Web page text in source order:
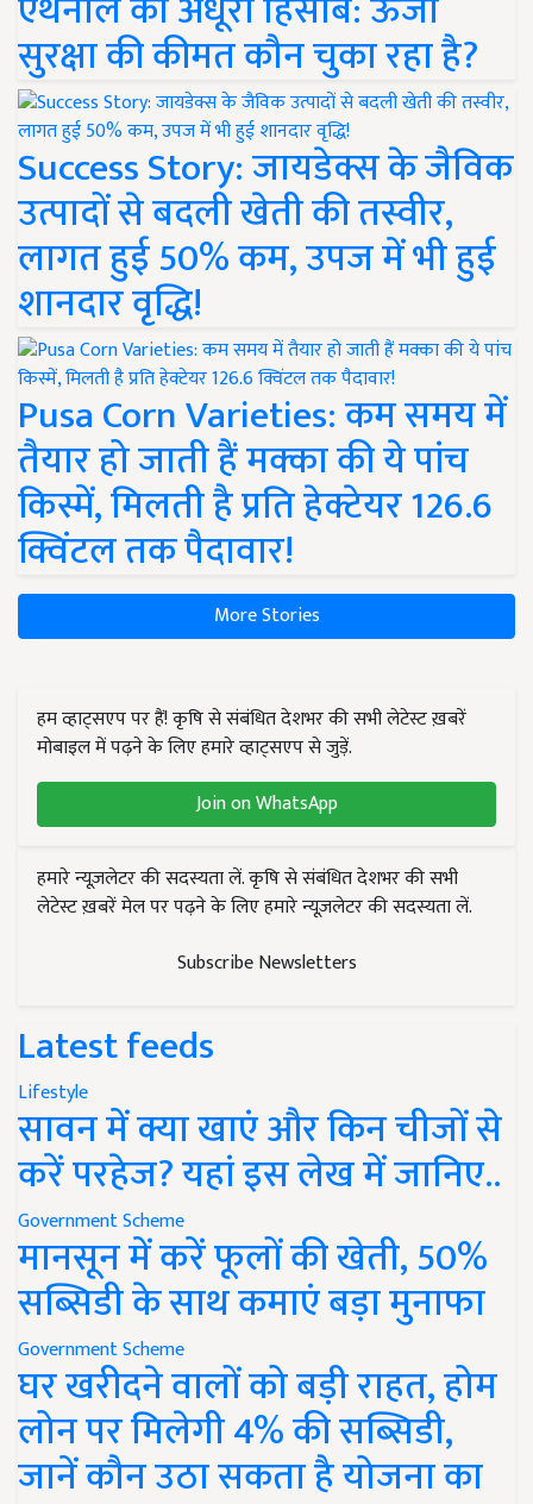
सुरक्षा की कीमत कौन चुका रहा है?
Success Story: जायडेक्स के जैविक
उत्पादों से बदली खेती की तस्वीर,
लागत हुई 50% कम, उपज में भी हुई
शानदार वृद्धि!
Pusa Corn Varieties: कम समय में
तैयार हो जाती हैं मक्का की ये पांच
किस्में, मिलती है प्रति हेक्टेयर 126.6
क्विंटल तक पैदावार!
More Stories
हम व्हाट्सएप पर हैं! कृषि से संबंधित देशभर की सभी लेटेस्ट ख़बरें
मोबाइल में पढ़ने के लिए हमारे व्हाट्सएप से जुड़ें.
Join on WhatsApp
हमारे न्यूज़लेटर की सदस्यता लें. कृषि से संबंधित देशभर की सभी
लेटेस्ट ख़बरें मेल पर पढ़ने के लिए हमारे न्यूज़लेटर की सदस्यता लें.
Subscribe Newsletters
Latest feeds
Lifestyle
सावन में क्या खाएं और किन चीजों से
करें परहेज? यहां इस लेख में जानिए..
Government Scheme
मानसून में करें फूलों की खेती, 50%
सब्सिडी के साथ कमाएं बड़ा मुनाफा
Government Scheme
घर खरीदने वालों को बड़ी राहत, होम
लोन पर मिलेगी 4% की सब्सिडी,
जानें कौन उठा सकता है योजना का